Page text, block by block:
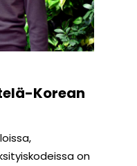
Korean
on